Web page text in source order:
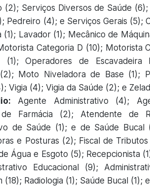
(2); Serviços Diversos de Saúde
Pedreiro (4); e Serviços Gerais (5);
(1); Lavador (1); Mecânico de
Categoria D (10); Motorista
(1); Operadores de
Moto Niveladora de Base (1);
Vigia (4); Vigia da Saúde (2); e
Agente Administrativo (4);
Farmácia (2); Atendente de
de Saúde (1); e de Saúde
e Posturas (2); Fiscal de
Água e Esgoto (5); Recepcionista
Educacional (9);
(18); Radiologia (1); Saúde Bucal (1);